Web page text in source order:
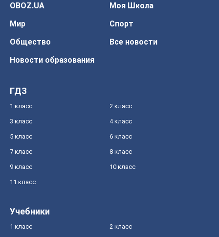
OBOZ.UA
Моя Школа
Мир
Спорт
Общество
Все новости
Новости образования
ГДЗ
1 класс 2 класс
3 класс 4 класс
5 класс 6 класс
7 класс 8 класс
9 класс 10 класс
11 класс
Учебники
1 класс 2 класс